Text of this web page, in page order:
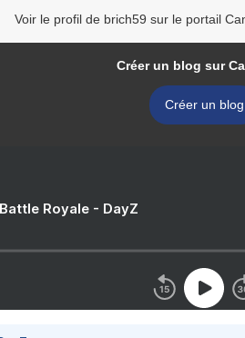
Voir le profil de brich59 sur le portail
Créer un blog sur
Créer un blog
Royale - DayZ